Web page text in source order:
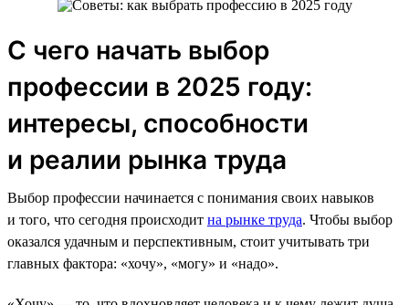
С чего начать выбор
профессии в 2025 году:
интересы, способности
и реалии рынка труда
Выбор профессии начинается с понимания своих навыков
и того, что сегодня происходит на рынке труда. Чтобы выбор
оказался удачным и перспективным, стоит учитывать три
главных фактора: «хочу», «могу» и «надо».